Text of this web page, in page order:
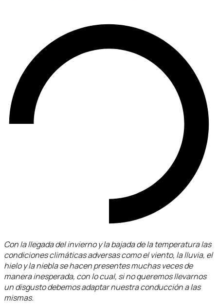
Con la llegada del invierno y la bajada de la temperatura las
condiciones climáticas adversas como el viento, la lluvia, el
hielo y la niebla se hacen presentes muchas veces de
manera inesperada, con lo cual, si no queremos llevarnos
un disgusto debemos adaptar nuestra conducción a las
mismas.